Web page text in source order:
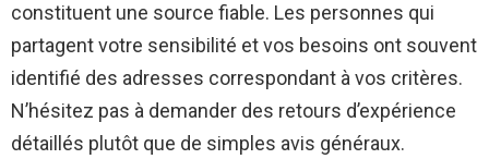
constituent une source fiable. Les personnes qui
partagent votre sensibilité et vos besoins ont souvent
identifié des adresses correspondant à vos critères.
N’hésitez pas à demander des retours d’expérience
détaillés plutôt que de simples avis généraux.